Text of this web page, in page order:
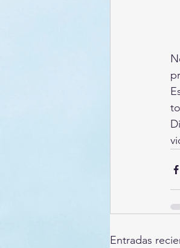
Entradas